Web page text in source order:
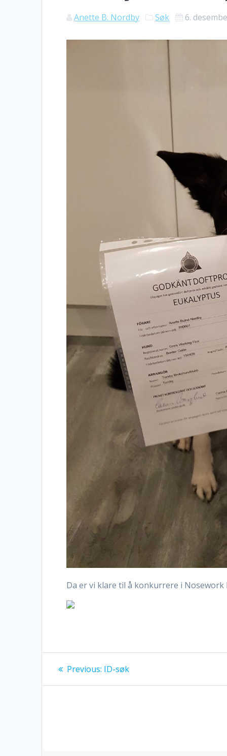
Anette B. Nordby Søk 6.
Da er vi klare til å konkurrere i Nosework
Innleggsnavigasjon
Previous: Previous
ID-søk